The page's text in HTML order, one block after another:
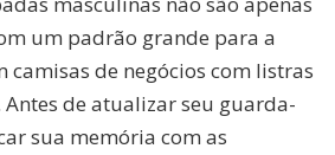
um padrão grande para a
camisas de negócios com listras
de atualizar seu guarda-
sua memória com as